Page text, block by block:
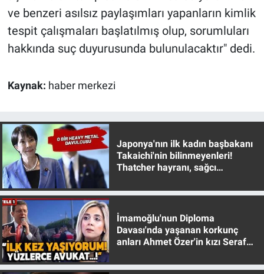
ve benzeri asılsız paylaşımları yapanların kimlik
tespit çalışmaları başlatılmış olup, sorumluları
hakkında suç duyurusunda bulunulacaktır" dedi.
Kaynak: haber merkezi
Japonya'nın ilk kadın başbakanı
Takaichi'nin bilinmeyenleri!
Thatcher hayranı, sağcı
İmamoğlu'nun Diploma
Davası'nda yaşanan korkunç
anları Ahmet Özer'in kızı Seraf
Nedir
Popüler
Spor
Teknoloji
Türkiye'nin Geleceği
Türkiye'nin Gündemi
Yerel Gündem